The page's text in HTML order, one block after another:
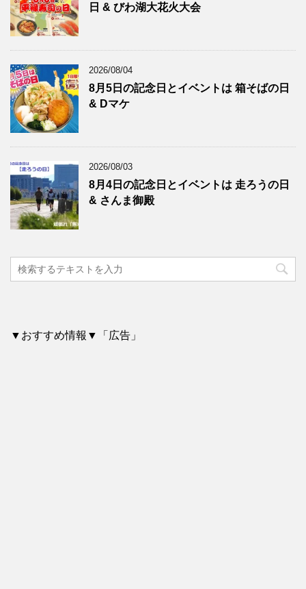
日 & びわ湖大花火大会
2026/08/04
8月5日の記念日とイベントは 箱そばの日
& Dマケ
2026/08/03
8月4日の記念日とイベントは 走ろうの日
& さんま御殿
▼おすすめ情報▼「広告」